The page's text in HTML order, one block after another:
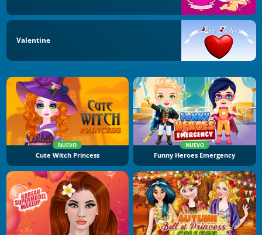
Valentine
NUEVO
Cute Witch Princess
NUEVO
Funny Heroes Emergency